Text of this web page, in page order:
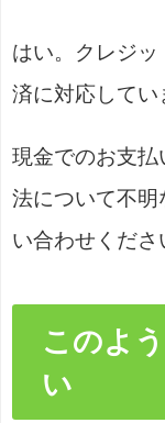
はい。クレジ
済に対応してい
現金でのお支
法について不明
い合わせくださ
このよ
い